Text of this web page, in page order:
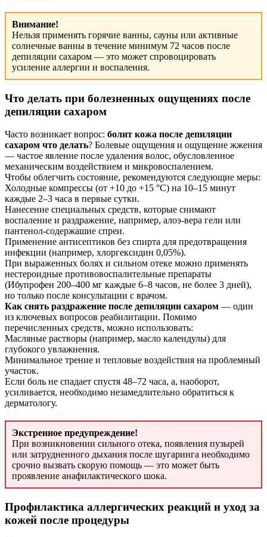
Внимание!
Нельзя применять горячие ванны, сауны или активные
солнечные ванны в течение минимум 72 часов после
депиляции сахаром — это может спровоцировать
усиление аллергии и воспаления.
Что делать при болезненных ощущениях после
депиляции сахаром
Часто возникает вопрос: болит кожа после депиляции
сахаром что делать? Болевые ощущения и ощущение жжения
— частое явление после удаления волос, обусловленное
механическим воздействием и микровоспалением.
Чтобы облегчить состояние, рекомендуются следующие меры:
Холодные компрессы (от +10 до +15 °C) на 10–15 минут
каждые 2–3 часа в первые сутки.
Нанесение специальных средств, которые снимают
воспаление и раздражение, например, алоэ-вера гели или
пантенол-содержашие спреи.
Применение антисептиков без спирта для предотвращения
инфекции (например, хлоргексидин 0,05%).
При выраженных болях и сильном отеке можно применять
нестероидные противовоспалительные препараты
(Ибупрофен 200–400 мг каждые 6–8 часов, не более 3 дней),
но только после консультации с врачом.
Как снять раздражение после депиляции сахаром — один
из ключевых вопросов реабилитации. Помимо
перечисленных средств, можно использовать:
Масляные растворы (например, масло календулы) для
глубокого увлажнения.
Минимальное трение и тепловые воздействия на проблемный
участок.
Если боль не спадает спустя 48–72 часа, а, наоборот,
усиливается, необходимо незамедлительно обратиться к
дерматологу.
Экстренное предупреждение!
При возникновении сильного отека, появления пузырей
или затрудненного дыхания после шугаринга необходимо
срочно вызвать скорую помощь — это может быть
проявление анафилактического шока.
Профилактика аллергических реакций и уход за
кожей после процедуры